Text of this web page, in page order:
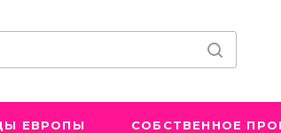
ЕВРОПЫ СОБСТВЕННОЕ